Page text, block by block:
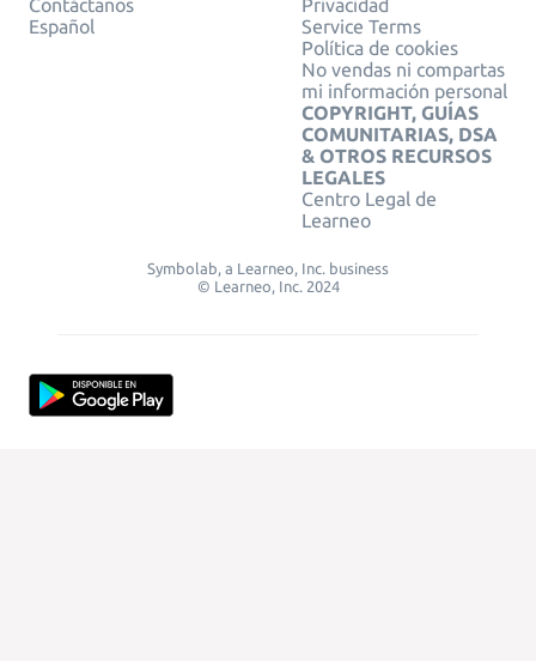
Contáctanos
Español
Privacidad
Service Terms
Política de cookies
No vendas ni compartas
mi información personal
COPYRIGHT, GUÍAS
COMUNITARIAS, DSA
& OTROS RECURSOS
LEGALES
Centro Legal de
Learneo
Symbolab, a Learneo, Inc. business
© Learneo, Inc. 2024